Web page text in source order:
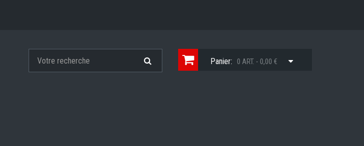
Panier: 0 ART. - 0,00 €